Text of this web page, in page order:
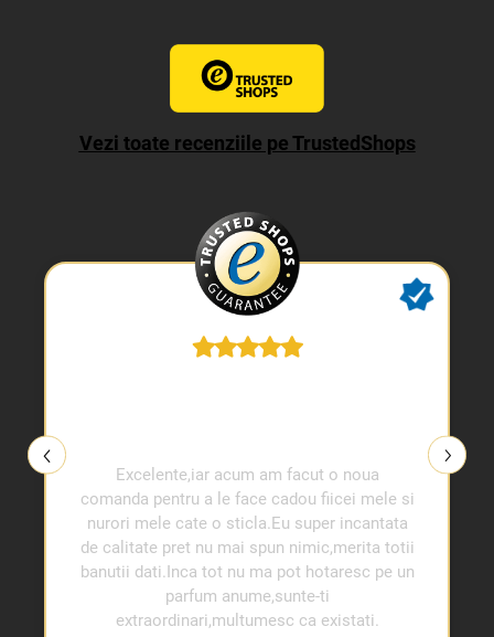
Vezi toate recenziile pe TrustedShops
Excelente,iar acum am facut o noua
comanda pentru a le face cadou fiicei mele si
nurori mele cate o sticla.Eu super incantata
de calitate pret nu mai spun nimic,merita totii
banutii dati.Inca tot nu ma pot hotaresc pe un
parfum anume,sunte-ti
extraordinari,multumesc ca existati.